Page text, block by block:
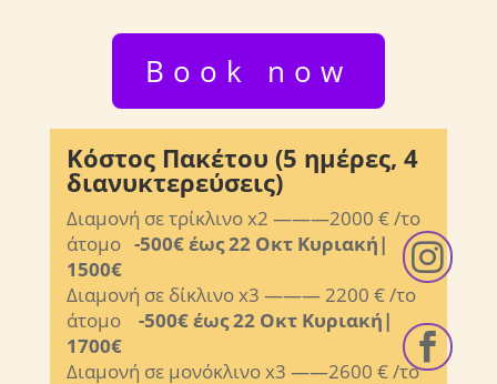
Book now
Κόστος Πακέτου (5 ημέρες, 4
διανυκτερεύσεις)
Διαμονή σε τρίκλινο x2 ———2000 €/το
άτομο -500€ έως 22 Οκτ Κυριακή|
1500€
Διαμονή σε δίκλινο x3 ——— 2200 €/το
άτομο -500€ έως 22 Οκτ Κυριακή|
1700€
Διαμονή σε μονόκλινο x3 ——2600 €/το

